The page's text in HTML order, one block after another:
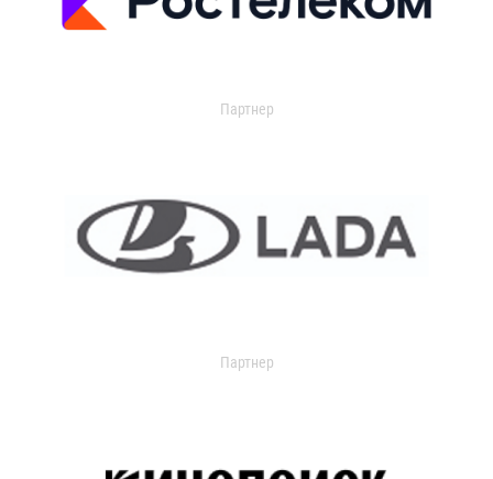
Партнер
Партнер